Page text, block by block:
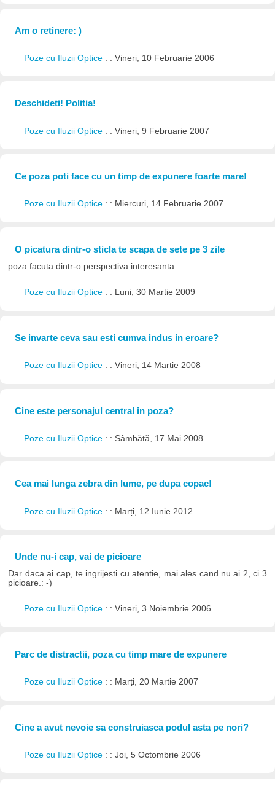
Am o retinere: )
Poze cu Iluzii Optice : : Vineri, 10 Februarie 2006
Deschideti! Politia!
Poze cu Iluzii Optice : : Vineri, 9 Februarie 2007
Ce poza poti face cu un timp de expunere foarte mare!
Poze cu Iluzii Optice : : Miercuri, 14 Februarie 2007
O picatura dintr-o sticla te scapa de sete pe 3 zile
poza facuta dintr-o perspectiva interesanta
Poze cu Iluzii Optice : : Luni, 30 Martie 2009
Se invarte ceva sau esti cumva indus in eroare?
Poze cu Iluzii Optice : : Vineri, 14 Martie 2008
Cine este personajul central in poza?
Poze cu Iluzii Optice : : Sâmbătă, 17 Mai 2008
Cea mai lunga zebra din lume, pe dupa copac!
Poze cu Iluzii Optice : : Marți, 12 Iunie 2012
Unde nu-i cap, vai de picioare
Dar daca ai cap, te ingrijesti cu atentie, mai ales cand nu ai 2, ci 3
picioare.: -)
Poze cu Iluzii Optice : : Vineri, 3 Noiembrie 2006
Parc de distractii, poza cu timp mare de expunere
Poze cu Iluzii Optice : : Marți, 20 Martie 2007
Cine a avut nevoie sa construiasca podul asta pe nori?
Poze cu Iluzii Optice : : Joi, 5 Octombrie 2006